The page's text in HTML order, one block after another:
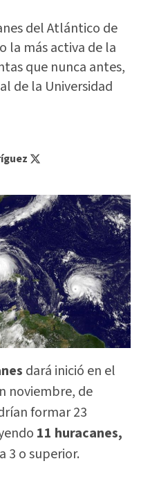
del Atlántico de
la más activa de la
que nunca antes,
de la Universidad
dará inició en el
noviembre, de
formar 23
11 huracanes,
3 o superior.